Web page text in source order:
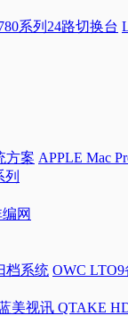
系列24路切换台
方案 APPLE Mac
列
网
档系统 OWC
美视讯 QTAKE